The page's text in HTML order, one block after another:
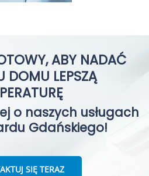
ABY NADAĆ
DOMU LEPSZĄ
o naszych usługach
Gdańskiego!
SIĘ TERAZ